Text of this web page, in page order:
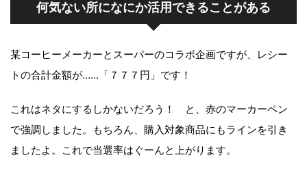
何気ない所になにか活用できることがある
某コーヒーメーカーとスーパーのコラボ企画ですが、レシー
トの合計金額が……「７７７円」です！
これはネタにするしかないだろう！ と、赤のマーカーペン
で強調しました。もちろん、購入対象商品にもラインを引き
ましたよ。これで当選率はぐーんと上がります。